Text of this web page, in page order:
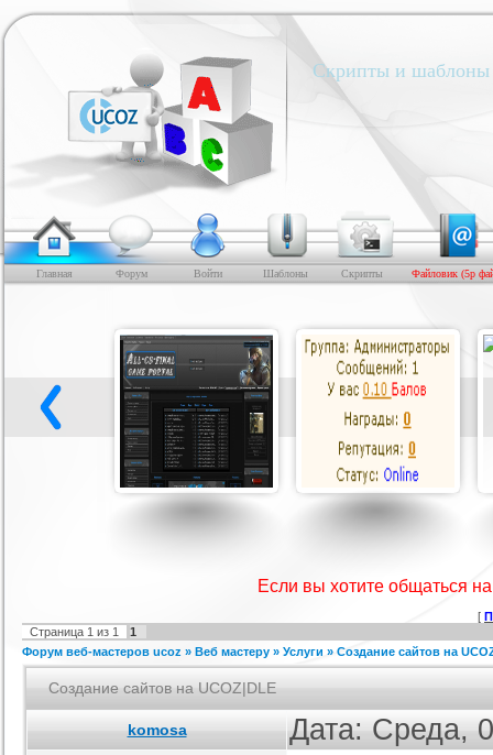
Скрипты и шаблоны
Главная Форум Войти Шаблоны Скрипты Файловик (5р
Если вы хотите общаться
[
Страница 1 из 1
1
Форум веб-мастеров ucoz » Веб мастеру » Услуги » Создание сайтов на
Создание сайтов на UCOZ|DLE
komosa Дата: Среда,